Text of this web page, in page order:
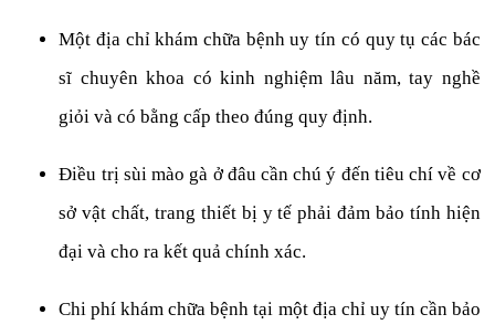
Một địa chỉ khám chữa bệnh uy tín có quy tụ các bác
sĩ chuyên khoa có kinh nghiệm lâu năm, tay nghề
giỏi và có bằng cấp theo đúng quy định.
Điều trị sùi mào gà ở đâu cần chú ý đến tiêu chí về cơ
sở vật chất, trang thiết bị y tế phải đảm bảo tính hiện
đại và cho ra kết quả chính xác.
Chi phí khám chữa bệnh tại một địa chỉ uy tín cần bảo